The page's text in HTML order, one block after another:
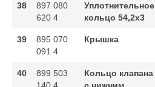
38
897 080
620 4
Уплотнительное
кольцо 54,2x3
39
895 070
091 4
Крышка
40
899 503
Кольцо клапана